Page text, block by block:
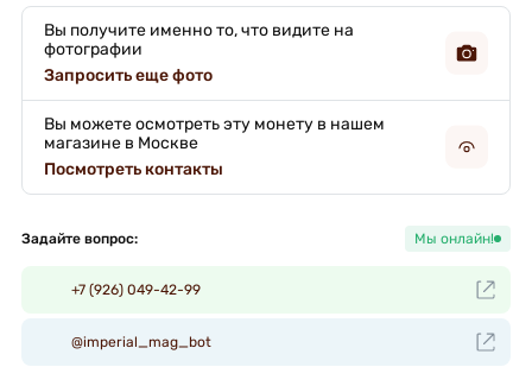
Вы получите именно то, что видите на
фотографии
Запросить еще фото
Вы можете осмотреть эту монету в нашем
магазине в Москве
Посмотреть контакты
Задайте вопрос: Мы онлайн!
+7 (926) 049-42-99
@imperial_mag_bot